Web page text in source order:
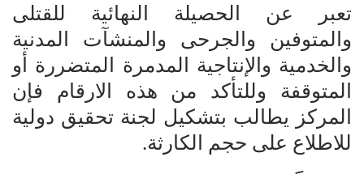
تعبر عن الحصيلة النهائية للقتلى
والمتوفين والجرحى والمنشآت المدنية
والخدمية والإنتاجية المدمرة المتضررة أو
المتوقفة وللتأكد من هذه الارقام فإن
المركز يطالب بتشكيل لجنة تحقيق دولية
للاطلاع على حجم الكارثة.